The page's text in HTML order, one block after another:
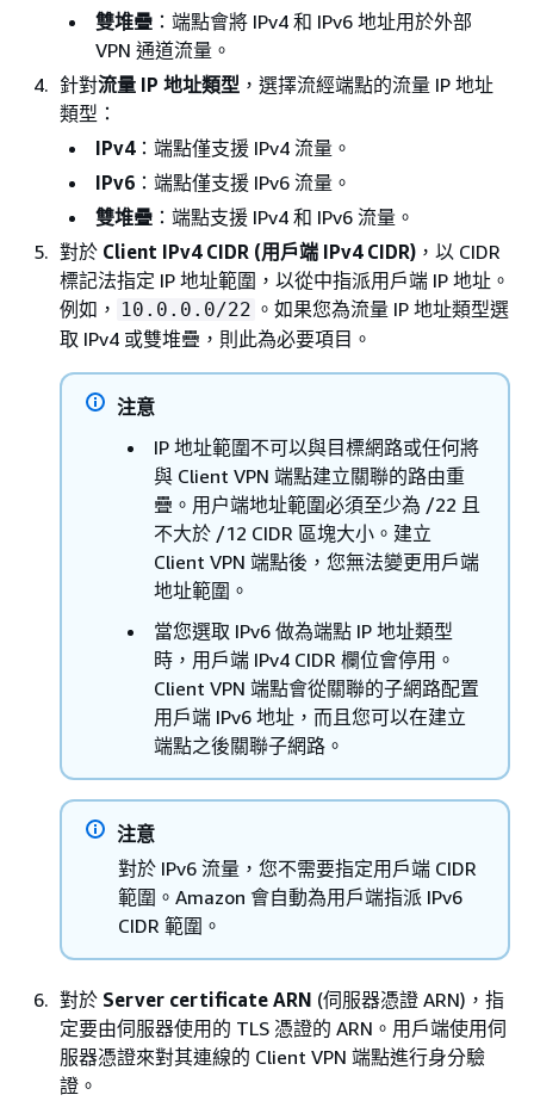
雙堆疊 ：端點會將 IPv4 和 IPv6 地址用於外部
VPN 通道流量。
針對流量 IP 地址類型 ，選擇流經端點的流量 IP 地址
類型：
IPv4：端點僅支援 IPv4 流量。
IPv6 ：端點僅支援 IPv6 流量。
雙堆疊 ：端點支援 IPv4 和 IPv6 流量。
對於 Client IPv4 CIDR (用戶端 IPv4 CIDR) ，以 CIDR
標記法指定 IP 地址範圍，以從中指派用戶端 IP 地址。
例如， 10.0.0.0/22 。如果您為流量 IP 地址類型選
取 IPv4 或雙堆疊，則此為必要項目。
注意
IP 地址範圍不可以與目標網路或任何將
與 Client VPN 端點建立關聯的路由重
疊。用户端地址範圍必須至少為 /22 且
不大於 /12 CIDR 區塊大小。建立
Client VPN 端點後，您無法變更用戶端
地址範圍。
當您選取 IPv6 做為端點 IP 地址類型
時，用戶端 IPv4 CIDR 欄位會停用。
Client VPN 端點會從關聯的子網路配置
用戶端 IPv6 地址，而且您可以在建立
端點之後關聯子網路。
注意
對於 IPv6 流量，您不需要指定用戶端 CIDR
範圍。Amazon 會自動為用戶端指派 IPv6
CIDR 範圍。
對於 Server certificate ARN (伺服器憑證 ARN)，指
定要由伺服器使用的 TLS 憑證的 ARN。用戶端使用伺
服器憑證來對其連線的 Client VPN 端點進行身分驗
證。